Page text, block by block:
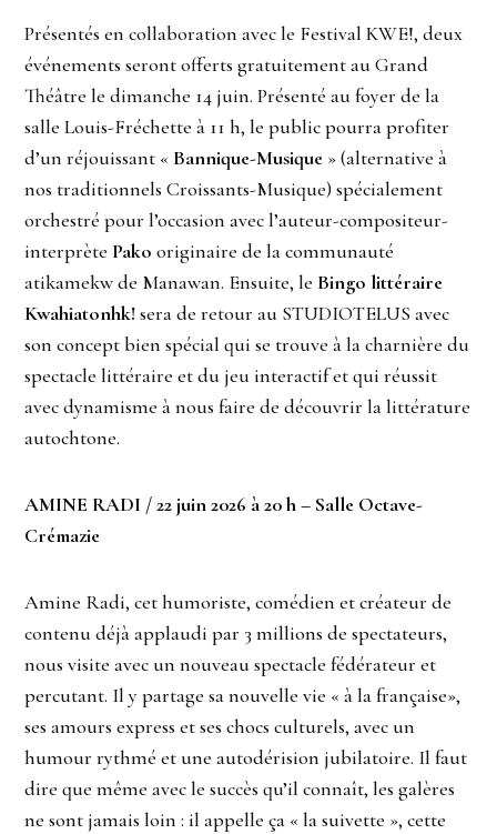
Présentés en collaboration avec le Festival KWE!, deux
événements seront offerts gratuitement au Grand
Théâtre le dimanche 14 juin. Présenté au foyer de la
salle Louis-Fréchette à 11 h, le public pourra profiter
d’un réjouissant « Bannique-Musique » (alternative à
nos traditionnels Croissants-Musique) spécialement
orchestré pour l’occasion avec l’auteur-compositeur-
interprète Pako originaire de la communauté
atikamekw de Manawan. Ensuite, le Bingo littéraire
Kwahiatonhk!sera de retour au STUDIOTELUS avec
son concept bien spécial qui se trouve à la charnière du
spectacle littéraire et du jeu interactif et qui réussit
avec dynamisme à nous faire de découvrir la littérature
autochtone.
AMINE RADI / 22 juin 2026 à 20 h – Salle Octave-
Crémazie
Amine Radi, cet humoriste, comédien et créateur de
contenu déjà applaudi par 3 millions de spectateurs,
nous visite avec un nouveau spectacle fédérateur et
percutant. Il y partage sa nouvelle vie « à la française»,
ses amours express et ses chocs culturels, avec un
humour rythmé et une autodérision jubilatoire. Il faut
dire que même avec le succès qu’il connaît, les galères
ne sont jamais loin : il appelle ça « la suivette », cette